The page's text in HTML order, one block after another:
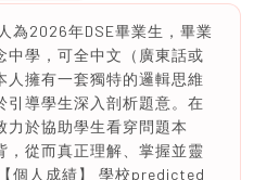
為2026年DSE畢業生，畢業
中學，可全中文（廣東話或
人擁有一套獨特的邏輯思維
引導學生深入剖析題意。在
力於協助學生看穿問題本
，從而真正理解、掌握並靈
個人成績】 學校predicted